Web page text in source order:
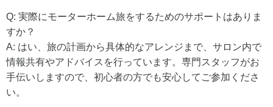
Q: 実際にモーターホーム旅をするためのサポートはありま
すか？
A: はい、旅の計画から具体的なアレンジまで、サロン内で
情報共有やアドバイスを行っています。専門スタッフがお
手伝いしますので、初心者の方でも安心してご参加くださ
い。